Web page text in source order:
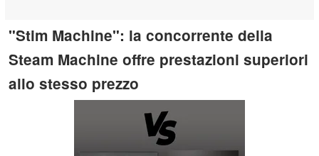
"Stim Machine": la concorrente della
Steam Machine offre prestazioni superiori
allo stesso prezzo